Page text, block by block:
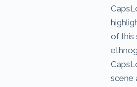
of this
scene